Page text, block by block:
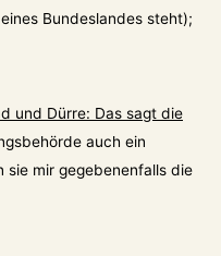
Bundeslandes steht);
und Dürre: Das sagt die
auch ein
sie mir gegebenenfalls die